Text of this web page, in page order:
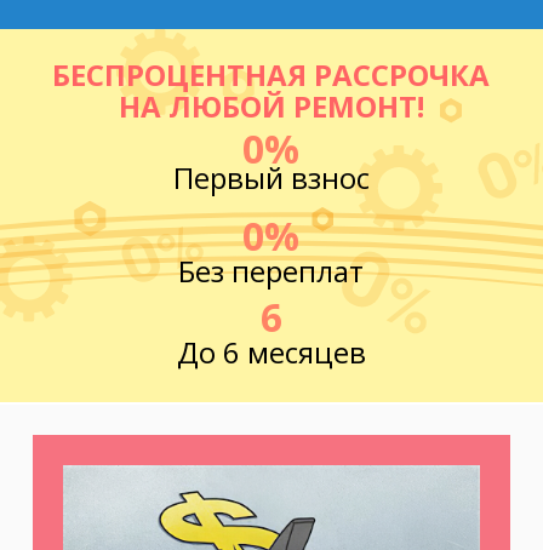
БЕСПРОЦЕНТНАЯ РАССРОЧКА
НА ЛЮБОЙ РЕМОНТ!
0%
Первый взнос
0%
Без переплат
6
До 6 месяцев